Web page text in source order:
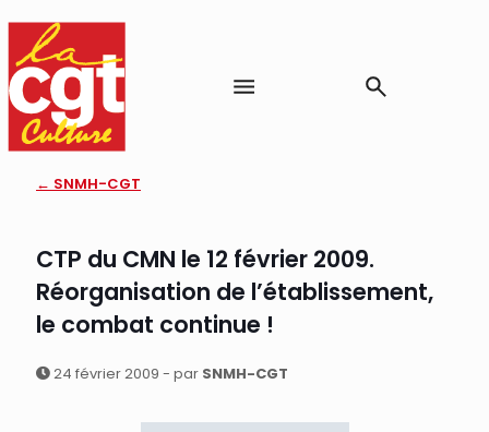
← SNMH-CGT
CTP du CMN le 12 février 2009.
Réorganisation de l’établissement,
le combat continue !
24 février 2009 - par SNMH-CGT